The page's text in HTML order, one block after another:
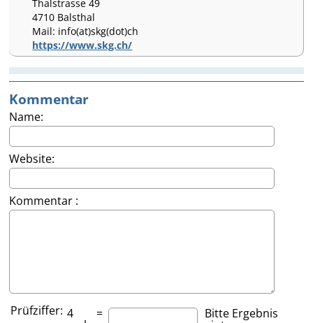
Thalstrasse 49
4710 Balsthal
Mail: info(at)skg(dot)ch
https://www.skg.ch/
Kommentar
Name:
Website:
Kommentar :
Prüfziffer: 4 = Bitte Ergebnis